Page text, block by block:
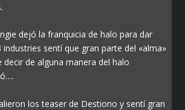
dejó la franquicia de halo para dar
industries sentí que gran parte del «alma»
decir de alguna manera del halo
los teaser de Destiono y sentí gran